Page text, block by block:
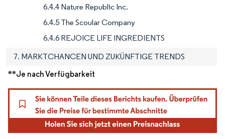
6.4.4 Nature Republic Inc.
6.4.5 The Scoular Company
6.4.6 REJOICE LIFE INGREDIENTS
7. MARKTCHANCEN UND ZUKÜNFTIGE TRENDS
**Je nach Verfügbarkeit